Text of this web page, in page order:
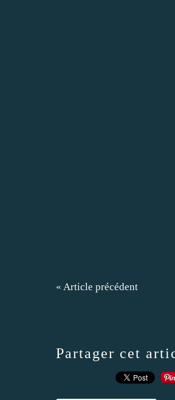
« Article précédent
Partager cet